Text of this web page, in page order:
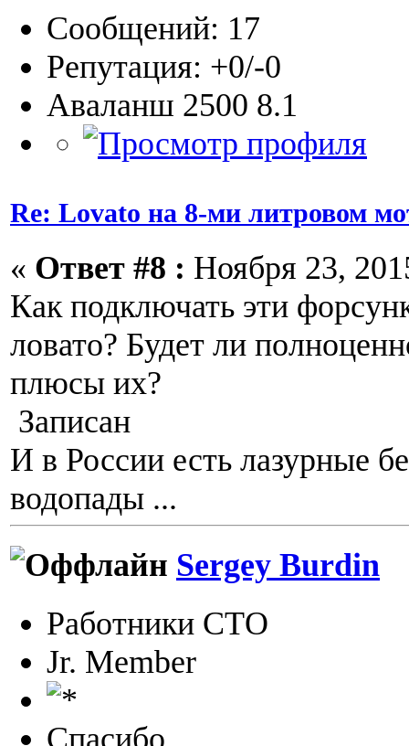
Сообщений: 17
Репутация: +0/-0
Аваланш 2500 8.1
Re: Lovato на 8-ми литровом
« Ответ #8 : Ноября 23,
Как подключать эти
ловато? Будет ли
плюсы их?
Записан
И в России есть лазурные
водопады ...
Sergey Burdin
Работники СТО
Jr. Member
Спасибо